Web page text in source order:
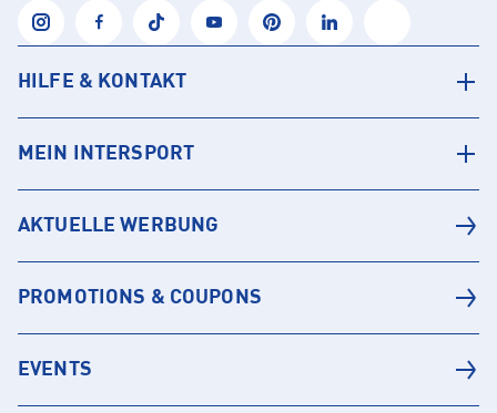
HILFE & KONTAKT
MEIN INTERSPORT
AKTUELLE WERBUNG
PROMOTIONS & COUPONS
EVENTS